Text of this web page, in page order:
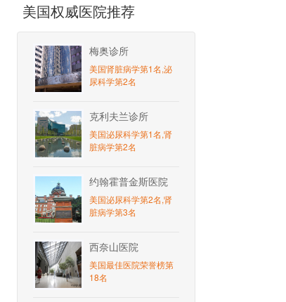
美国权威医院推荐
梅奥诊所
美国肾脏病学第1名,泌
尿科学第2名
克利夫兰诊所
美国泌尿科学第1名,肾
脏病学第2名
约翰霍普金斯医院
美国泌尿科学第2名,肾
脏病学第3名
西奈山医院
美国最佳医院荣誉榜第
18名